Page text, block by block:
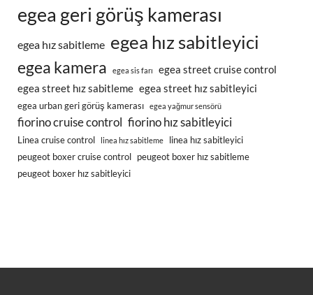
egea geri görüş kamerası
egea hız sabitleme egea hız sabitleyici
egea kamera egea sis farı
egea street cruise control
egea street hız sabitleme egea street hız sabitleyici
egea urban geri görüş kamerası egea yağmur sensörü
fiorino cruise control fiorino hız sabitleyici
Linea cruise control linea hız sabitleme
linea hız sabitleyici
peugeot boxer cruise control peugeot boxer hız sabitleme
peugeot boxer hız sabitleyici